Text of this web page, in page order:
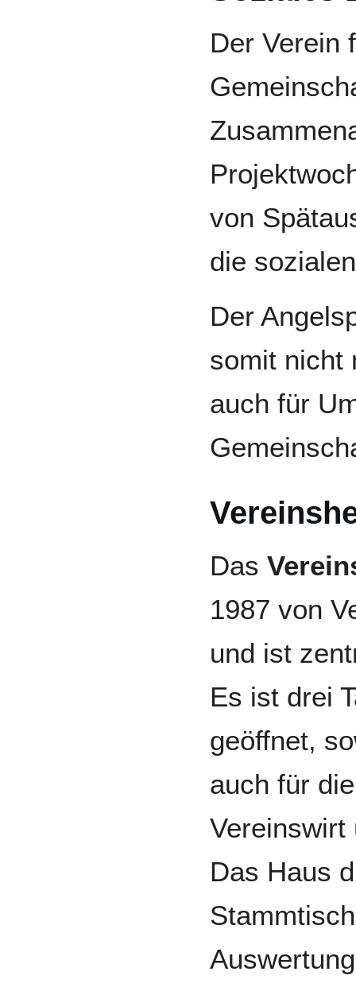
Der Verein
von
die
Der
somit nicht
auch für
Das
1987 von
und ist
Es ist drei
geöffnet,
auch für
Vereinswirt
Das Haus